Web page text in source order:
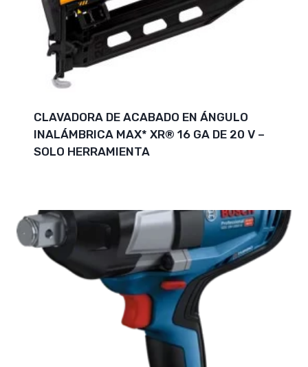
CLAVADORA DE ACABADO EN ÁNGULO
INALÁMBRICA MAX* XR® 16 GA DE 20 V –
SOLO HERRAMIENTA